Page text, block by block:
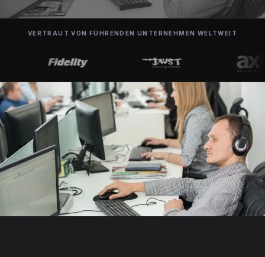
VERTRAUT VON FÜHRENDEN UNTERNEHMEN WELTWEIT